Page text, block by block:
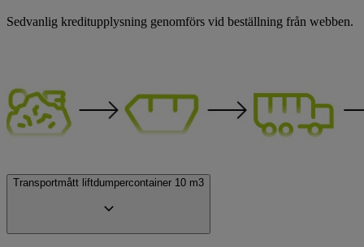
Sedvanlig kreditupplysning genomförs vid beställning från webben.
Transportmått liftdumpercontainer 10 m3